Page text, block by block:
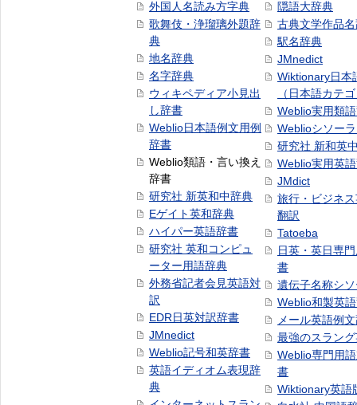
外国人名読み方字典
歌舞伎・浄瑠璃外題辞
典
地名辞典
名字辞典
ウィキペディア小見出
し辞書
Weblio日本語例文用例
辞書
Weblio類語・言い換え
辞書
研究社 新英和中辞典
Eゲイト英和辞典
ハイパー英語辞書
研究社 英和コンピュ
ーター用語辞典
外務省記者会見英語対
訳
EDR日英対訳辞書
JMnedict
Weblio記号和英辞書
英語イディオム表現辞
典
隠語大辞典
古典文学作品
駅名辞典
JMnedict
Wiktionary日本
（日本語カテ
Weblio実用類
Weblioシソー
研究社 新和英
Weblio実用英
JMdict
旅行・ビジネ
翻訳
Tatoeba
日英・英日専
書
遺伝子名称シ
Weblio和製英
メール英語例
最強のスラン
Weblio専門用
書
Wiktionary英語